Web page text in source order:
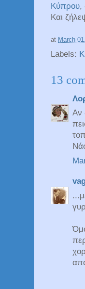
Κύπρου,
Και
at March
Labels:
13
Αν